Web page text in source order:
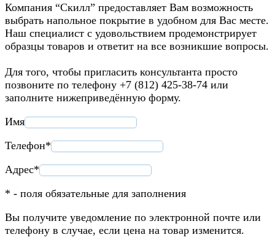
Компания “Скилл” предоставляет Вам возможность
выбрать напольное покрытие в удобном для Вас месте.
Наш специалист с удовольствием продемонстрирует
образцы товаров и ответит на все возникшие вопросы.
Для того, чтобы пригласить консультанта просто
позвоните по телефону +7 (812) 425-38-74 или
заполните нижеприведённую форму.
Имя
Телефон*
Адрес*
* - поля обязательные для заполнения
Вы получите уведомление по электронной почте или
телефону в случае, если цена на товар изменится.